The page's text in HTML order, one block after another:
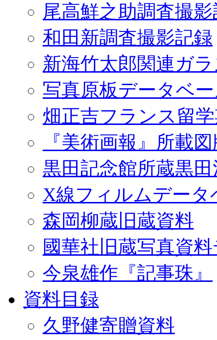
尾高鮮之助調査撮
和田新調査撮影記録
新海竹太郎関連ガ
写真原板データベ
畑正吉フランス留
『美術画報』所載
黒田記念館所蔵黒
X線フィルムデータ
森岡柳蔵旧蔵資料
國華社旧蔵写真資
今泉雄作『記事珠』
資料目録
久野健寄贈資料